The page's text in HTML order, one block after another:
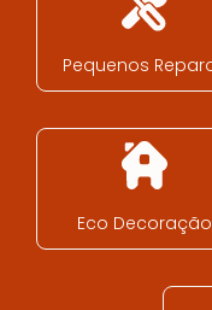
Pequenos
Eco Decoração